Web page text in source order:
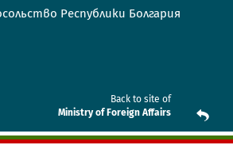
Республики Болгария
Back to site of
Ministry of Foreign Affairs